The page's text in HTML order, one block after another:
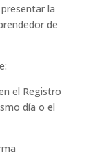
la
de
el Registro
día o el